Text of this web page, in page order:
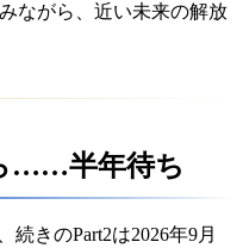
ながら、近い未来の解放
……半年待ち
続きのPart2は2026年9月